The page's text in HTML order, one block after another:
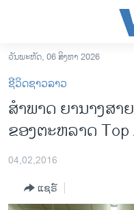
ເຂົ້າ
ຫາ
ຂ້າມ
ຂ້າມ
ຂ້າມ
ຫາ
ລາວ
ຂ່າວ​ຈີນ
ໂລກ
ວັນພະຫັດ, 06 ສິງຫາ 2026
ຊີວິດຊາວລາວ
ສຳພາດ ຍານາງສ
ຂອງຕະຫລາດ
04,02,2016
ແຊຣ໌